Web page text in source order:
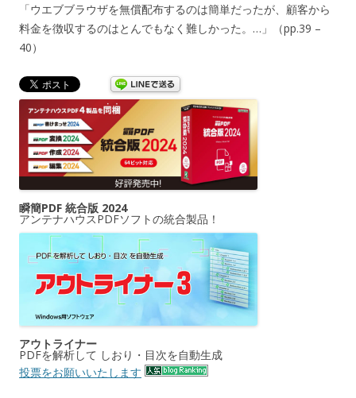
「ウエブブラウザを無償配布するのは簡単だったが、顧客から
料金を徴収するのはとんでもなく難しかった。…」（pp.39 –
40）
瞬簡PDF 統合版 2024
アンテナハウスPDFソフトの統合製品！
アウトライナー
PDFを解析して しおり・目次を自動生成
投票をお願いいたします